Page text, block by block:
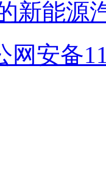
新能源
网安备